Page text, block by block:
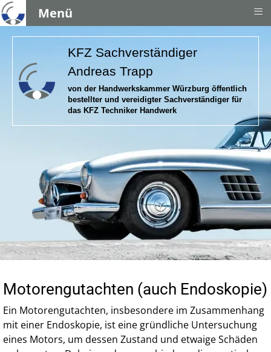
KFZ Sachverständiger
Andreas Trapp
von der Handwerkskammer Würzburg öffentlich
bestellter und vereidigter Sachverständiger für
das KFZ Techniker Handwerk
Motorengutachten (auch Endoskopie)
Ein Motorengutachten, insbesondere im Zusammenhang
mit einer Endoskopie, ist eine gründliche Untersuchung
eines Motors, um dessen Zustand und etwaige Schäden
Menü ≡